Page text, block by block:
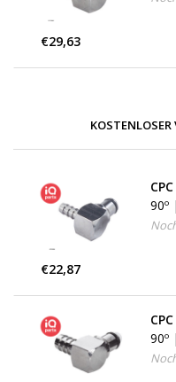
€29,63
CPC
90º
€22,87
CPC
90º